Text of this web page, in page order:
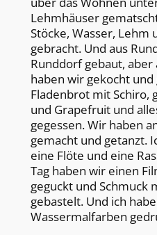
Lehmhäuser
Stöcke, Wasser, Lehm
gebracht. Und aus
Runddorf gebaut, aber
haben wir gekocht
Fladenbrot mit Schiro,
und Grapefruit und
gegessen. Wir haben
gemacht und getanzt.
eine Flöte und eine
Tag haben wir einen
geguckt und Schmuck
gebastelt. Und ich
Wassermalfarben